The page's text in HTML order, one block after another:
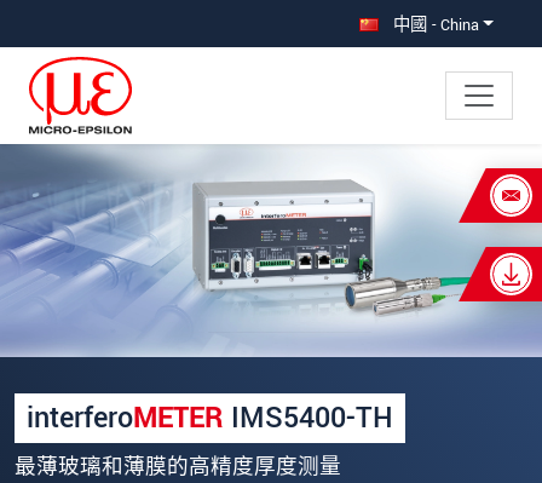
中國 - China
interferoMETER IMS5400-TH
最薄玻璃和薄膜的高精度厚度测量
×
Your request for: interferoMETER 5400-
TH
姓*